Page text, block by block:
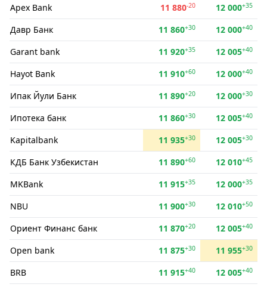
Apex Bank 11 880-20 12 000+35
Давр Банк 11 860+30 12 000+40
Garant bank 11 920+35 12 005+40
Hayot Bank 11 910+60 12 000+40
Ипак Йули Банк 11 890+20 12 000+30
Ипотека банк 11 860+30 12 005+40
Kapitalbank 11 935+30 12 005+30
КДБ Банк Узбекистан 11 890+60 12 010+45
MKBank 11 915+35 12 000+35
NBU 11 900+30 12 010+50
Ориент Финанс банк 11 870+20 12 005+40
Open bank 11 875+30 11 955+30
BRB 11 915+40 12 005+40